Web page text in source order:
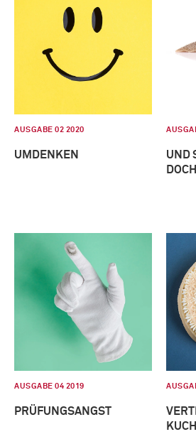
AUSGABE 02 2020
UMDENKEN
UND
DOCH
AUSGABE 04 2019
PRÜFUNGSANGST